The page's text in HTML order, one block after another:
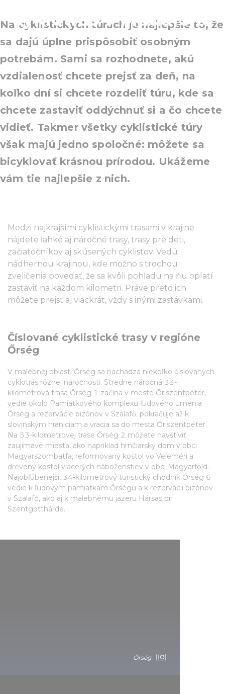
cyklotrás v Maďarsku
Na cyklistických túrach je najlepšie to, že
sa dajú úplne prispôsobiť osobným
potrebám. Sami sa rozhodnete, akú
vzdialenosť chcete prejsť za deň, na
koľko dní si chcete rozdeliť túru, kde sa
chcete zastaviť oddýchnuť si a čo chcete
vidieť. Takmer všetky cyklistické túry
však majú jedno spoločné: môžete sa
bicyklovať krásnou prírodou. Ukážeme
vám tie najlepšie z nich.
Medzi najkrajšími cyklistickými trasami v krajine
nájdete ľahké aj náročné trasy, trasy pre deti,
začiatočníkov aj skúsených cyklistov. Vedú
nádhernou krajinou, kde možno s trochou
zveličenia povedať, že sa kvôli pohľadu na ňu oplatí
zastaviť na každom kilometri. Práve preto ich
môžete prejsť aj viackrát, vždy s inými zastávkami.
Číslované cyklistické trasy v regióne
Őrség
V malebnej oblasti Őrség sa nachádza niekoľko číslovaných
cyklotrás rôznej náročnosti. Stredne náročná 33-
kilometrová trasa Őrség 1 začína v meste Őriszentpéter,
vedie okolo Pamiatkového komplexu ľudového umenia
Őrség a rezervácie bizónov v Szalafő, pokračuje až k
slovinským hraniciam a vracia sa do mesta Őriszentpéter.
Na 33-kilometrovej trase Őrség 2 môžete navštíviť
zaujímavé miesta, ako napríklad hrnčiarsky dom v obci
Magyarszombatfa, reformovaný kostol vo Veleméri a
drevený kostol viacerých náboženstiev v obci Magyarföld.
Najobľúbenejší, 34-kilometrový turistický chodník Őrség 6
vedie k ľudovým pamiatkam Őrségu a k rezervácii bizónov
v Szalafő, ako aj k malebnému jazeru Hársas pri
Szentgotthárde.
Őrség